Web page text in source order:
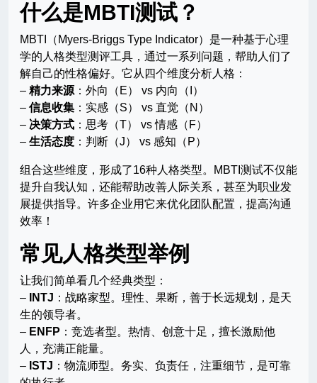
什么是MBTI测试？
MBTI（Myers-Briggs Type Indicator）是一种基于心理
学的人格类型测评工具，通过一系列问题，帮助人们了
解自己的性格偏好。它从四个维度分析人格：
– 精力来源 ：外向（E） vs 内向（I）
– 信息收集 ：实感（S） vs 直觉（N）
– 决策方式 ：思考（T） vs 情感（F）
– 生活态度 ：判断（J） vs 感知（P）
组合这些维度，形成了16种人格类型。MBTI测试不仅能
提升自我认知，还能帮助改善人际关系，甚至为职业发
展提供指导。许多企业用它来优化团队配置，提高沟通
效率！
常见人格类型举例
让我们简单看几个经典类型：
–
INTJ ：战略家型。理性、果断，善于长远规划，是天
生的领导者。
– ENFP ：竞选者型。热情、创意十足，擅长激励他
人，充满正能量。
– ISTJ ：物流师型。务实、负责任，注重细节，是可靠